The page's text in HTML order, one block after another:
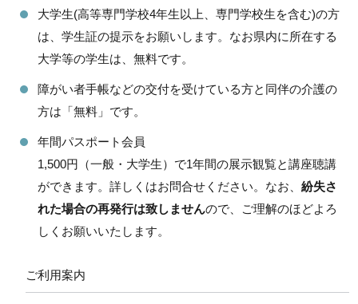
大学生(高等専門学校4年生以上、専門学校生を含む)の方
は、学生証の提示をお願いします。なお県内に所在する
大学等の学生は、無料です。
障がい者手帳などの交付を受けている方と同伴の介護の
方は「無料」です。
年間パスポート会員
1,500円（一般・大学生）で1年間の展示観覧と講座聴講
ができます。詳しくはお問合せください。なお、 紛失さ
れた場合の再発行は致しませんので、ご理解のほどよろ
しくお願いいたします。
ご利用案内